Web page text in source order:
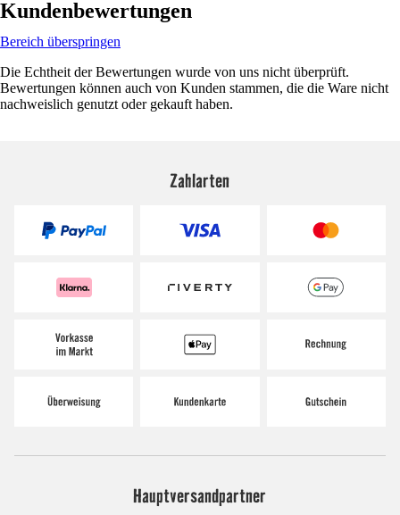
Kundenbewertungen
Bereich überspringen
Die Echtheit der Bewertungen wurde von uns nicht überprüft.
Bewertungen können auch von Kunden stammen, die die Ware nicht
nachweislich genutzt oder gekauft haben.
Zahlarten
Hauptversandpartner